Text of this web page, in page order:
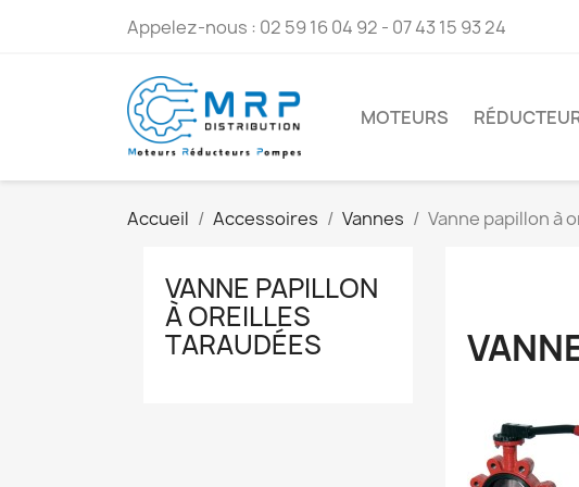
Appelez-nous : 02 59 16 04 92 - 07 43 15 93 24
MOTEURS
Accueil Accessoires Vannes Vanne papillon à
VANNE PAPILLON
À OREILLES
TARAUDÉES